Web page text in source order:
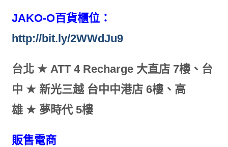
JAKO-O百貨櫃位：
http://bit.ly/2WWdJu9
台北 ★ATT 4 Recharge 大直店7樓、 台
中 ★ 新光三越 台中中港店6樓、 高
雄 ★ 夢時代5樓
販售電商